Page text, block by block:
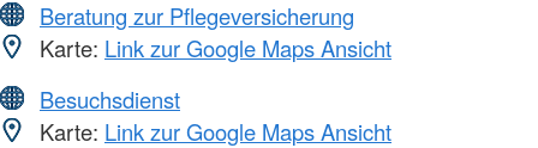
Beratung zur Pflegeversicherung
Karte: Link zur Google Maps Ansicht
Besuchsdienst
Karte: Link zur Google Maps Ansicht